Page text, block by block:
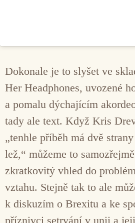
Dokonale je to slyšet ve
Her Headphones, uvozené
a pomalu dýchajícím
tady ale text. Když Kris
„tenhle příběh má dvě
lež,“ můžeme to
zkratkovitý vhled do
vztahu. Stejně tak to ale
k diskuzím o Brexitu a ke
příznivci setrvání v unii a